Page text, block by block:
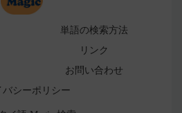
単語の検索方法
リンク
お問い合わせ
バシーポリシー